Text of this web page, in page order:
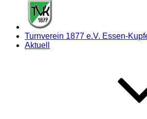
Turnverein 1877 e.V. Essen-
Aktuell